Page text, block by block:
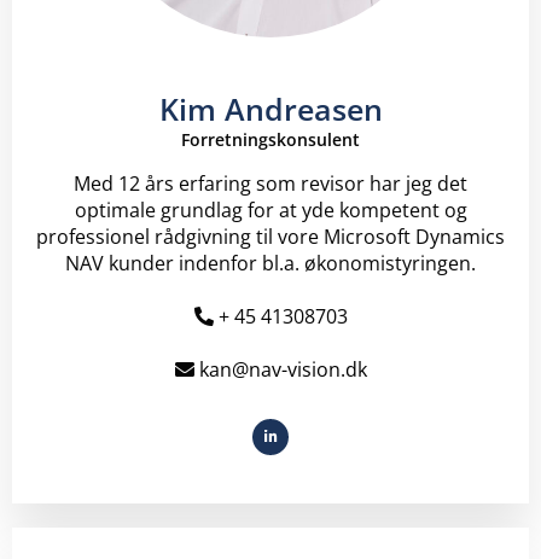
Kim Andreasen
Forretningskonsulent
Med 12 års erfaring som revisor har jeg det
optimale grundlag for at yde kompetent og
professionel rådgivning til vore Microsoft Dynamics
NAV kunder indenfor bl.a. økonomistyringen.
+ 45 41308703
kan@nav-vision.dk